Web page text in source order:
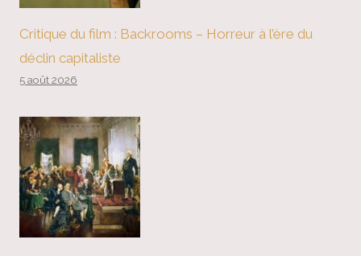
Critique du film : Backrooms – Horreur à l’ère du
déclin capitaliste
5 août 2026